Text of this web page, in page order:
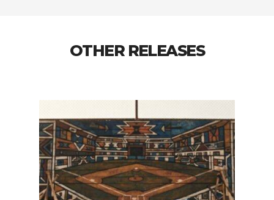
OTHER RELEASES